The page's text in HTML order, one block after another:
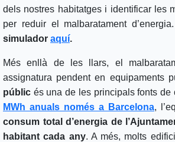
dels nostres habitatges i identificar les
per reduir el malbaratament d’energia.
simulador aquí.
Més enllà de les llars, el
assignatura pendent en equipaments
públic és una de les principals fonts de
MWh anuals només a Barcelona,
consum total d’energia de
habitant cada any. A més, molts